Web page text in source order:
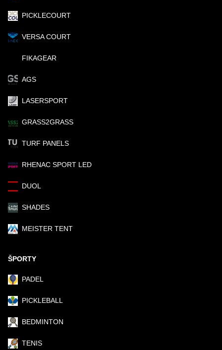
PICKLECOURT
VERSA COURT
FIKAGEAR
AGS
LASERSPORT
GRASS2GRASS
TURF PANELS
RHENAC SPORT LED
DUOL
SHADES
MEISTER TENT
ŠPORTY
PADEL
PICKLEBALL
BEDMINTON
TENIS